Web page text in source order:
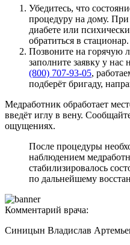
Убедитесь, что
процедуру на дому. При
диабете или
обратиться в стационар.
Позвоните на горячую
заполните заявку у нас
(800) 707-93-05,
подберёт бригаду,
Медработник обработает
введёт иглу в вену.
ощущениях.
После процедуры
наблюдением
стабилизировалось
по дальнейшему
Комментарий врача:
Синицын Владислав